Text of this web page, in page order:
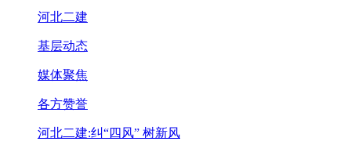
河北二建
基层动态
媒体聚焦
各方赞誉
河北二建:纠“四风” 树新风